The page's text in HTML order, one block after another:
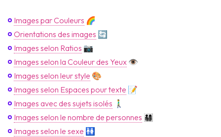
Images par Couleurs 🌈
Orientations des images 🔄
Images selon Ratios 📷
Images selon la Couleur des Yeux 👁️
Images selon leur style 🎨
Images selon Espaces pour texte 📝
Images avec des sujets isolés 🚶‍♂️
Images selon le nombre de personnes 👨‍👩‍👧‍👦
Images selon le sexe 🚻